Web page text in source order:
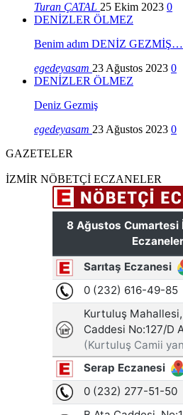
Turan ÇATAL 25 Ekim 2023 0
DENİZLER ÖLMEZ
Benim adım DENİZ GEZMİŞ…
egedeyasam 23 Ağustos 2023 0
DENİZLER ÖLMEZ
Deniz Gezmiş
egedeyasam 23 Ağustos 2023 0
GAZETELER
İZMİR NÖBETÇİ ECZANELER